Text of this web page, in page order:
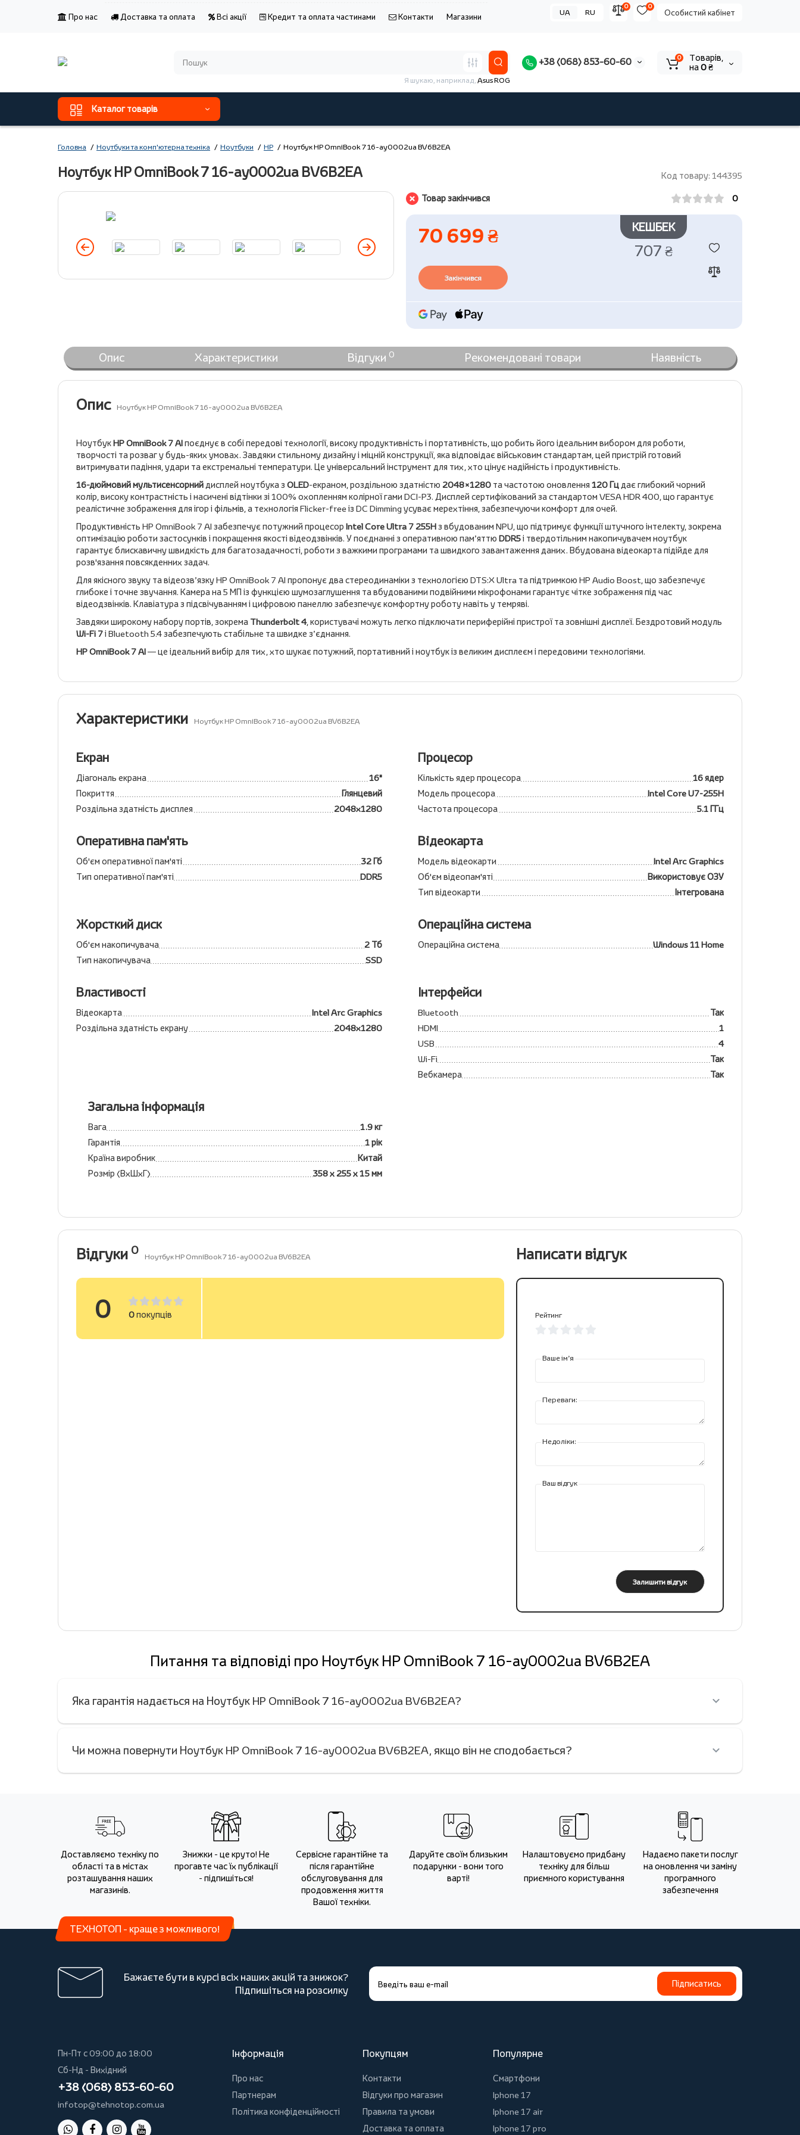
Про нас Доставка та оплата Всі акції Кредит та оплата частинами Контакти Магазини Особистий кабінет
0
0
UA RU
+38 (068) 853-60-60
Я шукаю, наприклад,Asus ROG
0
Tоварів,
на0 ₴
Каталог товарів
Головна Ноутбуки та комп'ютерна техніка Ноутбуки HP Ноутбук HP OmniBook 7 16-ay0002ua BV6B2EA
Код товару: 144395
Ноутбук HP OmniBook 7 16-ay0002ua BV6B2EA
Товар закінчився 0
70 699 ₴ КЕШБЕК
707 ₴
Закінчився
Опис Характеристики Відгуки 0 Рекомендовані товари Наявність
Опис Ноутбук HP OmniBook 7 16-ay0002ua BV6B2EA
НоутбукHP OmniBook 7 AIпоєднує в собі передові технології, високу продуктивність і портативність, що робить його ідеальним вибором для роботи,
творчості та розваг у будь-яких умовах. Завдяки стильному дизайну і міцній конструкції, яка відповідає військовим стандартам, цей пристрій готовий
витримувати падіння, удари та екстремальні температури. Це універсальний інструмент для тих, хто цінує надійність і продуктивність.
16-дюймовий мультисенсорнийдисплей ноутбука з OLED-екраном, роздільною здатністю 2048×1280 та частотою оновлення 120 Гцдає глибокий чорний
колір, високу контрастність і насичені відтінки зі 100% охопленням колірної гами DCI-P3. Дисплей сертифікований за стандартом VESA HDR 400, що гарантує
реалістичне зображення для ігор і фільмів, а технологія Flicker-free із DC Dimming усуває мерехтіння, забезпечуючи комфорт для очей.
Продуктивність HP OmniBook 7 AI забезпечує потужний процесор Intel Core Ultra 7 255Hз вбудованим NPU, що підтримує функції штучного інтелекту, зокрема
оптимізацію роботи застосунків і покращення якості відеодзвінків. У поєднанні з оперативною пам’яттю DDR5і твердотільним накопичувачем ноутбук
гарантує блискавичну швидкість для багатозадачності, роботи з важкими програмами та швидкого завантаження даних. Вбудована відеокарта підійде для
розв'язання повсякденних задач.
Для якісного звуку та відеозв’язку HP OmniBook 7 AI пропонує два стереодинаміки з технологією DTS:X Ultra та підтримкою HP Audio Boost, що забезпечує
глибоке і точне звучання. Камера на 5 МП із функцією шумозаглушення та вбудованими подвійними мікрофонами гарантує чітке зображення під час
відеодзвінків. Клавіатура з підсвічуванням і цифровою панеллю забезпечує комфортну роботу навіть у темряві.
Завдяки широкому набору портів, зокрема Thunderbolt 4, користувачі можуть легко підключати периферійні пристрої та зовнішні дисплеї. Бездротовий модуль
Wi-Fi 7і Bluetooth 5.4 забезпечують стабільне та швидке з’єднання.
HP OmniBook 7 AI— це ідеальний вибір для тих, хто шукає потужний, портативний і ноутбук із великим дисплеєм і передовими технологіями.
Характеристики Ноутбук HP OmniBook 7 16-ay0002ua BV6B2EA
Екран
Діагональ екрана
16"
Покриття
Глянцевий
Роздільна здатність дисплея
2048x1280
Процесор
Кількість ядер процесора
16 ядер
Модель процесора
Intel Core U7-255H
Частота процесора
5.1 ГГц
Оперативна пам'ять
Об'єм оперативної пам'яті
32 Гб
Тип оперативної пам'яті
DDR5
Відеокарта
Модель відеокарти
Intel Arc Graphics
Об'єм відеопам'яті
Використовує ОЗУ
Тип відеокарти
Інтегрована
Жорсткий диск
Об'єм накопичувача
2 Тб
Тип накопичувача
SSD
Операційна система
Операційна система Windows 11 Home
Властивості
Відеокарта
Intel Arc Graphics
Роздільна здатність екрану
2048x1280
Інтерфейси
Bluetooth
Так
HDMI
1
USB
4
Wi-Fi
Так
Вебкамера
Так
Загальна інформація
Вага
1.9 кг
Гарантія
1 рік
Країна виробник
Китай
Розмір (ВхШхГ)
358 х 255 х 15 мм
Відгуки 0 Ноутбук HP OmniBook 7 16-ay0002ua BV6B2EA
0 0покупців
Написати відгук
Рейтинг
Ваше ім’я
Переваги:
Недоліки:
Ваш відгук
Залишити відгук
Питання та відповіді про Ноутбук HP OmniBook 7 16-ay0002ua BV6B2EA
Яка гарантія надається на Ноутбук HP OmniBook 7 16-ay0002ua BV6B2EA?
Чи можна повернути Ноутбук HP OmniBook 7 16-ay0002ua BV6B2EA, якщо він не сподобається?
Доставляємо техніку по
області та в містах
розташування наших
магазинів.
Знижки - це круто! Не
прогавте час їх публікації
- підпишіться!
Сервісне гарантійне та
після гарантійне
обслуговування для
продовження життя
Вашої техніки.
Даруйте своїм близьким
подарунки - вони того
варті!
Налаштовуємо придбану
техніку для більш
приємного користування
Надаємо пакети послуг
на оновлення чи заміну
програмного
забезпечення
ТЕХНОТОП - краще з можливого!
Бажаєте бути в курсі всіх наших акцій та знижок?
Підпишіться на розсилку
Підписатись
Пн-Пт с 09:00 до 18:00
Сб-Нд - Вихідний
+38 (068) 853-60-60
infotop@tehnotop.com.ua
Інформація
Про нас
Партнерам
Політика конфіденційності
Покупцям
Контакти
Відгуки про магазин
Правила та умови
Доставка та оплата
Популярне
Смартфони
Iphone 17
Iphone 17 air
Iphone 17 pro